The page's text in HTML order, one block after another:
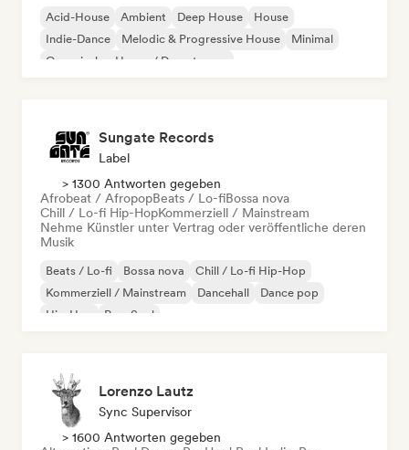
Acid-House Ambient Deep House
House
Indie-Dance
Melodic & Progressive House
Minimal
Organischer House / Downtempo
Sungate Records
Label
> 1300 Antworten gegeben
Afrobeat / AfropopBeats / Lo-fiBossa nova
Chill / Lo-fi Hip-HopKommerziell / Mainstream
Nehme Künstler unter Vertrag oder veröffentliche deren
Musik
Beats / Lo-fi Bossa nova
Chill / Lo-fi Hip-Hop
Kommerziell / Mainstream
Dancehall
Dance pop
Hip-Hop
Pop-Soul
Lorenzo Lautz
Sync Supervisor
> 1600 Antworten gegeben